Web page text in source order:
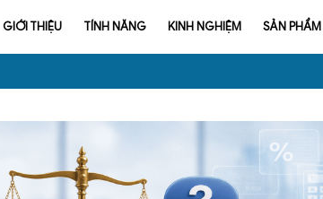
GIỚI THIỆU TÍNH NĂNG KINH NGHIỆM SẢN PHẨM